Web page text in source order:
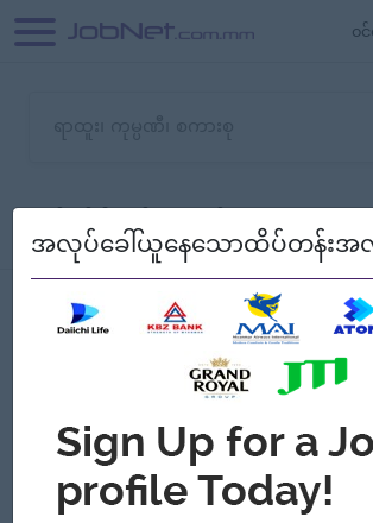
၀
သော အလုပ်မရှိသေးပါ။
စစ်ရန်
Myanmar
အလုပ်ခေါ်ယူနေသောထိပ်တန်းအလု